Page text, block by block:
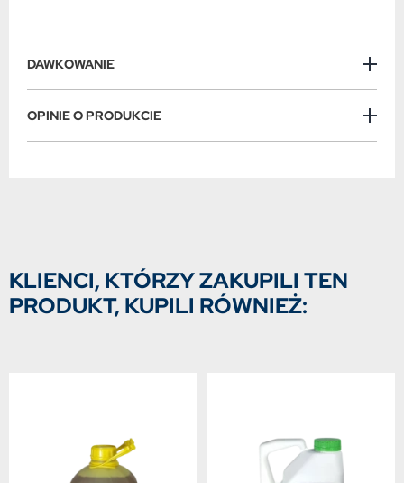
DAWKOWANIE
OPINIE O PRODUKCIE
KLIENCI, KTÓRZY ZAKUPILI TEN
PRODUKT, KUPILI RÓWNIEŻ: